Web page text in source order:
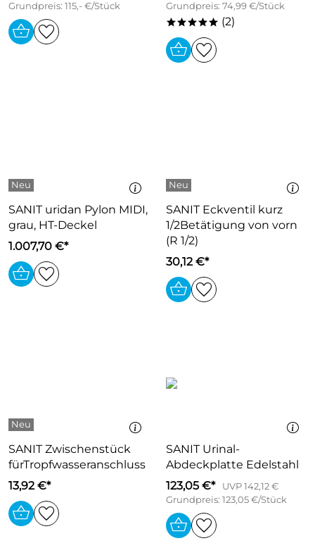
Grundpreis: 115,- €/Stück
Grundpreis: 74,99 €/Stück
***** (2)
SANIT uridan Pylon MIDI,
grau, HT-Deckel
1.007,70 €*
SANIT Eckventil kurz
1/2Betätigung von vorn
(R 1/2)
30,12 €*
SANIT Zwischenstück
fürTropfwasseranschluss
13,92 €*
SANIT Urinal-
Abdeckplatte Edelstahl
123,05 €*
UVP 142,12 €
Grundpreis: 123,05 €/Stück